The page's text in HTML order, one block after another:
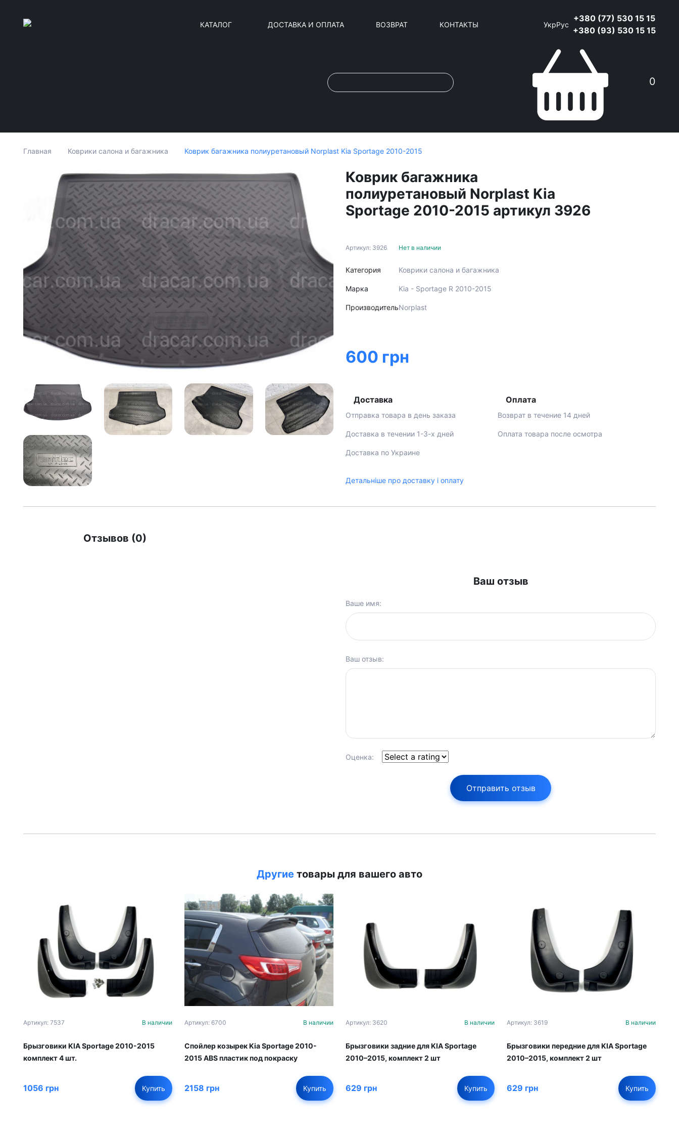
КАТАЛОГ ДОСТАВКА И ОПЛАТА ВОЗВРАТ КОНТАКТЫ УкрРус
+380 (77) 530 15 15
+380 (93) 530 15 15
0
Главная Коврики салона и багажника Коврик багажника полиуретановый Norplast Kia Sportage 2010-2015
Коврик багажника
полиуретановый Norplast Kia
Sportage 2010-2015 артикул 3926
Артикул: 3926
Категория
Марка
Производитель
Нет в наличии
Коврики салона и багажника
Kia - Sportage R 2010-2015
Norplast
600 грн
Доставка
Отправка товара в день заказа
Доставка в течении 1-3-х дней
Доставка по Украине
Оплата
Возврат в течение 14 дней
Оплата товара после осмотра
Детальніше про доставку і оплату
Отзывов (0)
Ваш отзыв
Ваше имя:
Ваш отзыв:
Оценка:
Отправить отзыв
Другие товары для вашего авто
Артикул: 7537 В наличии
Брызговики KIA Sportage 2010-2015
комплект 4 шт.
1056 грн Купить
Артикул: 6700 В наличии
Спойлер козырек Kia Sportage 2010-
2015 ABS пластик под покраску
2158 грн Купить
Артикул: 3620 В наличии
Брызговики задние для KIA Sportage
2010–2015, комплект 2 шт
629 грн Купить
Артикул: 3619 В наличии
Брызговики передние для KIA Sportage
2010–2015, комплект 2 шт
629 грн Купить